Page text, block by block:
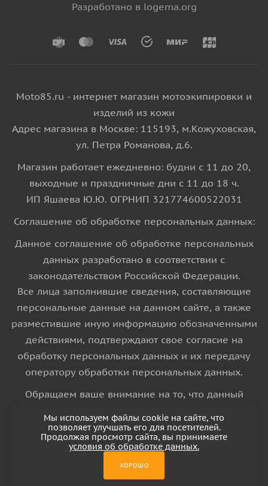
Разработано в logema.org
Moto85.ru - интернет магазин мотоэкипировки и
изделий из кожи
Адрес магазина в Москве: 115193, м.Кожуховская,
ул. Петра Романова, д.6.
Магазин работает ежедневно: будни с 11 до 20,
выходные и праздничные дни с 11 до 18 ч.
ИП Яшаева Ю.Ю. ОГРНИП 321774600522031
Соглашение об обработке персональных данных:
Данное соглашение об обработке персональных
данных разработано в соответствии с
законодательством Российской Федерации.
Все лица заполнившие сведения, составляющие
персональные данные на данном сайте, а также
разместившие иную информацию обозначенными
действиями, подтверждают свое согласие на
обработку персональных данных и их передачу
оператору обработки персональных данных.
Обращаем ваше внимание на то, что данный
информационный характер и ни при каких
условиях информационные материалы и цены,
Мы используем файлы cookie на сайте, что
позволяет улучшать его для посетителей.
Продолжая просмотр сайта, вы принимаете
условия об обработке данных.
ХОРОШО